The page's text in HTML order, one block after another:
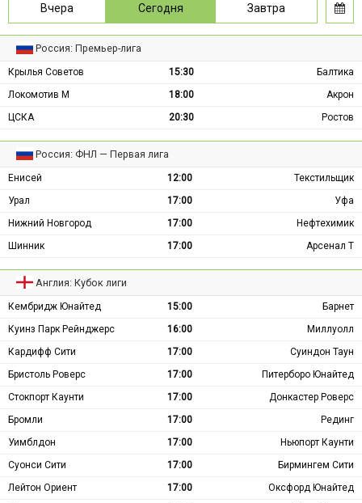
Вчера Сегодня Завтра
Россия: Премьер-лига
Крылья Советов 15:30
Балтика
Локомотив М
18:00
Акрон
ЦСКА
20:30 Ростов
Россия: ФНЛ — Первая лига
Енисей 12:00
Текстильщик
Урал
17:00
Уфа
Нижний Новгород
17:00
Нефтехимик
Шинник
17:00 Арсенал Т
Англия: Кубок лиги
Кембридж Юнайтед 15:00
Барнет
Куинз Парк Рейнджерс
16:00
Миллуолл
Кардифф Сити
17:00
Суиндон Таун
Бристоль Роверс
17:00
Питерборо Юнайтед
Стокпорт Каунти
17:00
Донкастер Роверс
Бромли
17:00
Рединг
Уимблдон
17:00
Ньюпорт Каунти
Суонси Сити
17:00
Бирмингем Сити
Лейтон Ориент
17:00
Оксфорд Юнайтед